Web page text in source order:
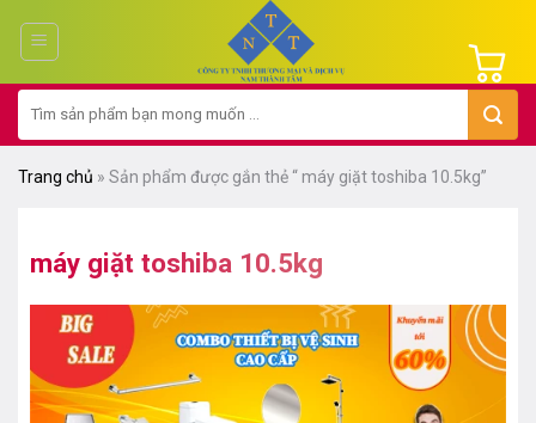
dung
kiếm:
Trang chủ » Sản phẩm được gắn thẻ “ máy giặt toshiba 10.5kg”
máy giặt toshiba 10.5kg